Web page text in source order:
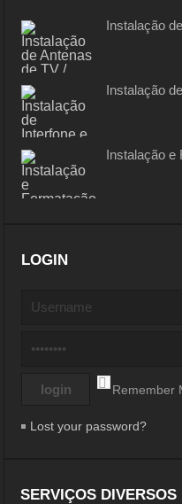
Instalação
Instalação
Instalação e
LOGIN
Remember
Lost your password?
SERVIÇOS DIVERSOS